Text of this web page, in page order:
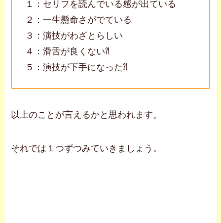
１：セリフを読んでいる感が出ている
２：一生懸命さがでている
３：演技がわざとらしい
４：滑舌が良くない⁈
５：演技が下手になった⁈
以上のことが言えるかと思われます。
それでは１つずつみていきましょう。